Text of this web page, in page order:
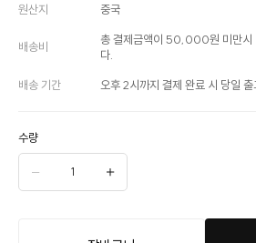
원산지 중국
배송비
총 결제금액이 50,000원 미만
다.
배송 기간 오후 2시까지 결제 완료 시 당일 출
수량